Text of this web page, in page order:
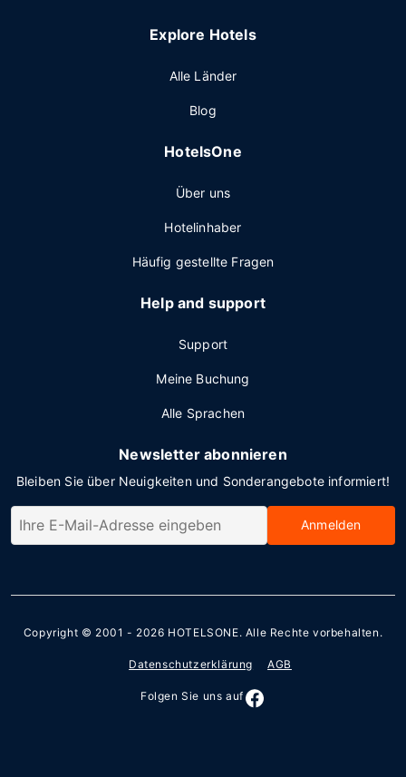
Explore Hotels
Alle Länder
Blog
HotelsOne
Über uns
Hotelinhaber
Häufig gestellte Fragen
Help and support
Support
Meine Buchung
Alle Sprachen
Newsletter abonnieren
Bleiben Sie über Neuigkeiten und Sonderangebote informiert!
Anmelden
Copyright © 2001 - 2026 HOTELSONE. Alle Rechte vorbehalten.
Datenschutzerklärung AGB
Folgen Sie uns auf